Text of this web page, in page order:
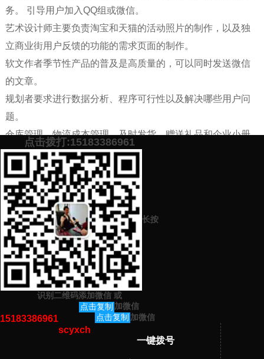
务。 引导用户加入QQ组或微信。
艺术设计师主要负责淘宝和天猫的活动照片的制作，以及独
立商业街用户反馈的功能的需求页面的制作。
软文作者季节性产品的普及是高质量的，可以同时发送微信
的文章。
规划者要求进行数据分析、程序可行性以及解决哪些用户问
题。
仓库管理、物流成本管理、及时发货、赠送礼品和企业小册
子等。
预约营销老师 添加微信号：scyxch
案！
上一篇：品牌策划中如何做好品牌营销推广？品牌怎么传播出去？
下一篇：品牌策划营销推广中品牌策划方案怎么写？
猜你感兴趣的内容
暂无相关文章！
点击拨打:15183386961
长按
识别二维码添加微信 或
点击复制
15183386961
加微信
点击复制
scyxch
加微信
一键拨号